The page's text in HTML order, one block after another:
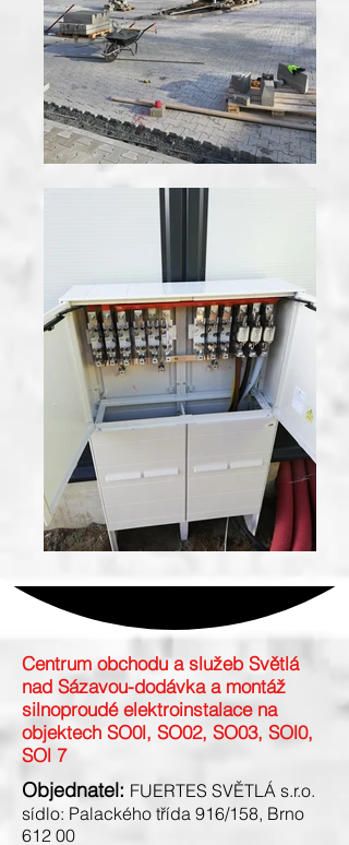
Centrum obchodu a služeb Světlá
nad Sázavou-dodávka a montáž
silnoproudé elektroinstalace na
objektech SO0l, SO02, SO03, SOl0,
SOl 7
Objednatel: FUERTES SVĚTLÁ s.r.o.
sídlo: Palackého třída 916/158, Brno
612 00